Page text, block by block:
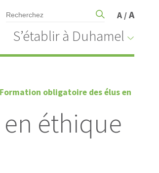
A /A
S’établir à Duhamel
Formation obligatoire des élus en
éthique